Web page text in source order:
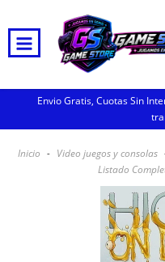
Envio Gratis, Cuotas Sin
Inicio - Video juegos y consolas
Listado